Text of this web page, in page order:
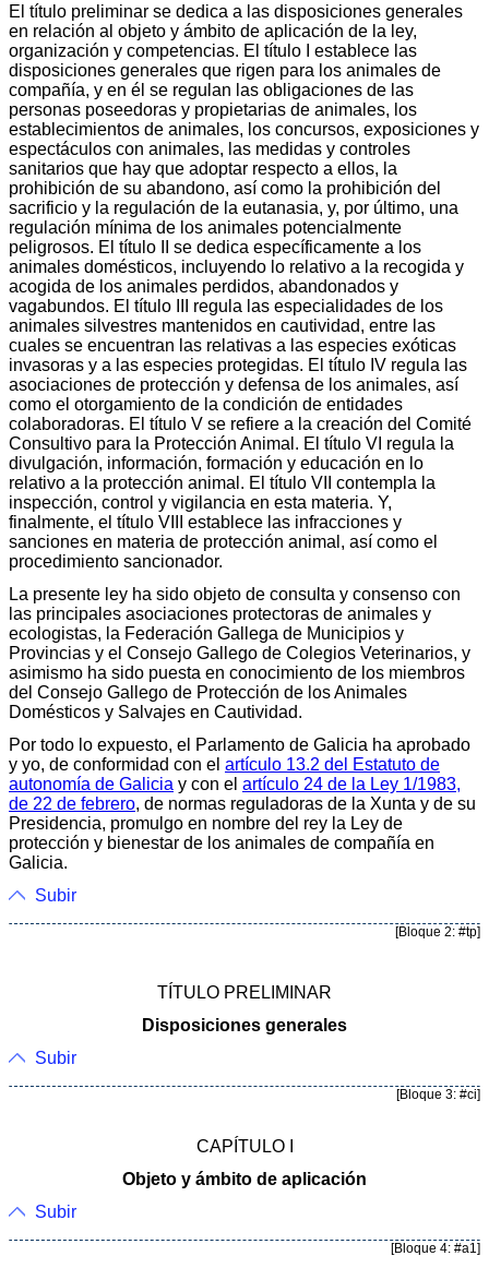
El título preliminar se dedica a las disposiciones generales
en relación al objeto y ámbito de aplicación de la ley,
organización y competencias. El título I establece las
disposiciones generales que rigen para los animales de
compañía, y en él se regulan las obligaciones de las
personas poseedoras y propietarias de animales, los
establecimientos de animales, los concursos, exposiciones y
espectáculos con animales, las medidas y controles
sanitarios que hay que adoptar respecto a ellos, la
prohibición de su abandono, así como la prohibición del
sacrificio y la regulación de la eutanasia, y, por último, una
regulación mínima de los animales potencialmente
peligrosos. El título II se dedica específicamente a los
animales domésticos, incluyendo lo relativo a la recogida y
acogida de los animales perdidos, abandonados y
vagabundos. El título III regula las especialidades de los
animales silvestres mantenidos en cautividad, entre las
cuales se encuentran las relativas a las especies exóticas
invasoras y a las especies protegidas. El título IV regula las
asociaciones de protección y defensa de los animales, así
como el otorgamiento de la condición de entidades
colaboradoras. El título V se refiere a la creación del Comité
Consultivo para la Protección Animal. El título VI regula la
divulgación, información, formación y educación en lo
relativo a la protección animal. El título VII contempla la
inspección, control y vigilancia en esta materia. Y,
finalmente, el título VIII establece las infracciones y
sanciones en materia de protección animal, así como el
procedimiento sancionador.
La presente ley ha sido objeto de consulta y consenso con
las principales asociaciones protectoras de animales y
ecologistas, la Federación Gallega de Municipios y
Provincias y el Consejo Gallego de Colegios Veterinarios, y
asimismo ha sido puesta en conocimiento de los miembros
del Consejo Gallego de Protección de los Animales
Domésticos y Salvajes en Cautividad.
Por todo lo expuesto, el Parlamento de Galicia ha aprobado
y yo, de conformidad con el artículo 13.2 del Estatuto de
autonomía de Galicia y con el artículo 24 de la Ley 1/1983,
de 22 de febrero, de normas reguladoras de la Xunta y de su
Presidencia, promulgo en nombre del rey la Ley de
protección y bienestar de los animales de compañía en
Galicia.
Subir
[Bloque 2: #tp]
TÍTULO PRELIMINAR
Disposiciones generales
Subir
[Bloque 3: #ci]
CAPÍTULO I
Objeto y ámbito de aplicación
Subir
[Bloque 4: #a1]